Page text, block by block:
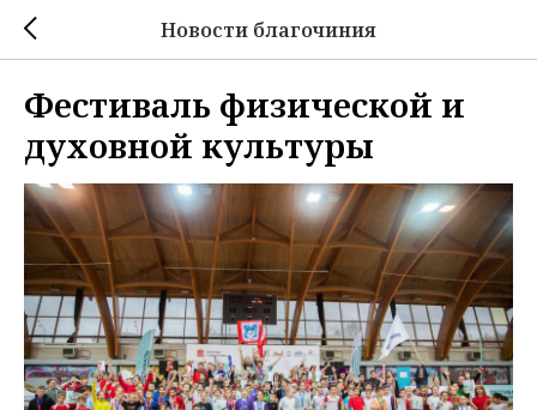
Новости благочиния
Фестиваль физической и
духовной культуры